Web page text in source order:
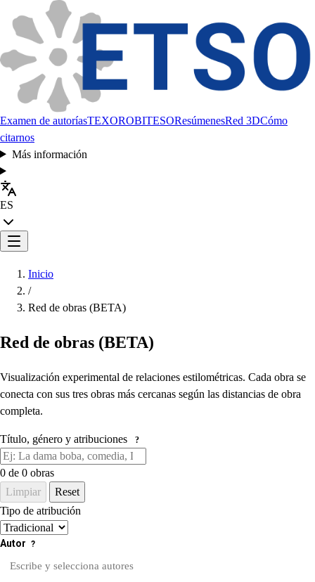
Examen de autoríasTEXOROBITESOResúmenesRed 3DCómo
citarnos
Más información
ES
Inicio
/
Red de obras (BETA)
Red de obras (BETA)
Visualización experimental de relaciones estilométricas. Cada obra se
conecta con sus tres obras más cercanas según las distancias de obra
completa.
Título, género y atribuciones ?
0 de 0 obras
Limpiar
Reset
Tipo de atribución
Autor ?